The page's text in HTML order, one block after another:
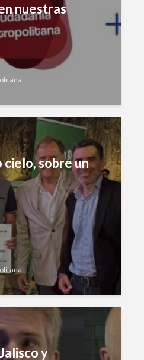
nuestras
cielo, sobre un
y